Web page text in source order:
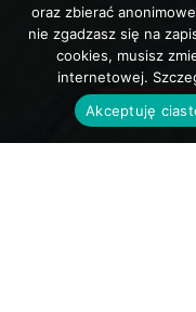
oraz zbierać
nie zgadzasz się na
cookies, musisz
internetowej.
Akceptuję